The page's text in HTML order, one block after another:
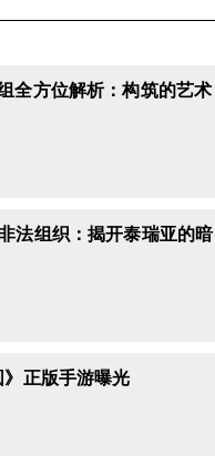
全方位解析：构筑的艺术
法组织：揭开泰瑞亚的暗
正版手游曝光